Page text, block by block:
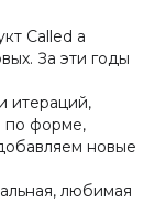
Called a
За эти годы
итераций,
по форме,
новые
любимая